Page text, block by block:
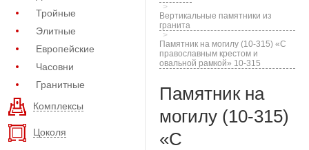
Тройные
Элитные
Европейские
Часовни
Гранитные
Комплексы
Цоколя
Вертикальные памятники из
гранита
Памятник на могилу (10-315) «С
православным крестом и
овальной рамкой» 10-315
Памятник на
могилу (10-315)
«С